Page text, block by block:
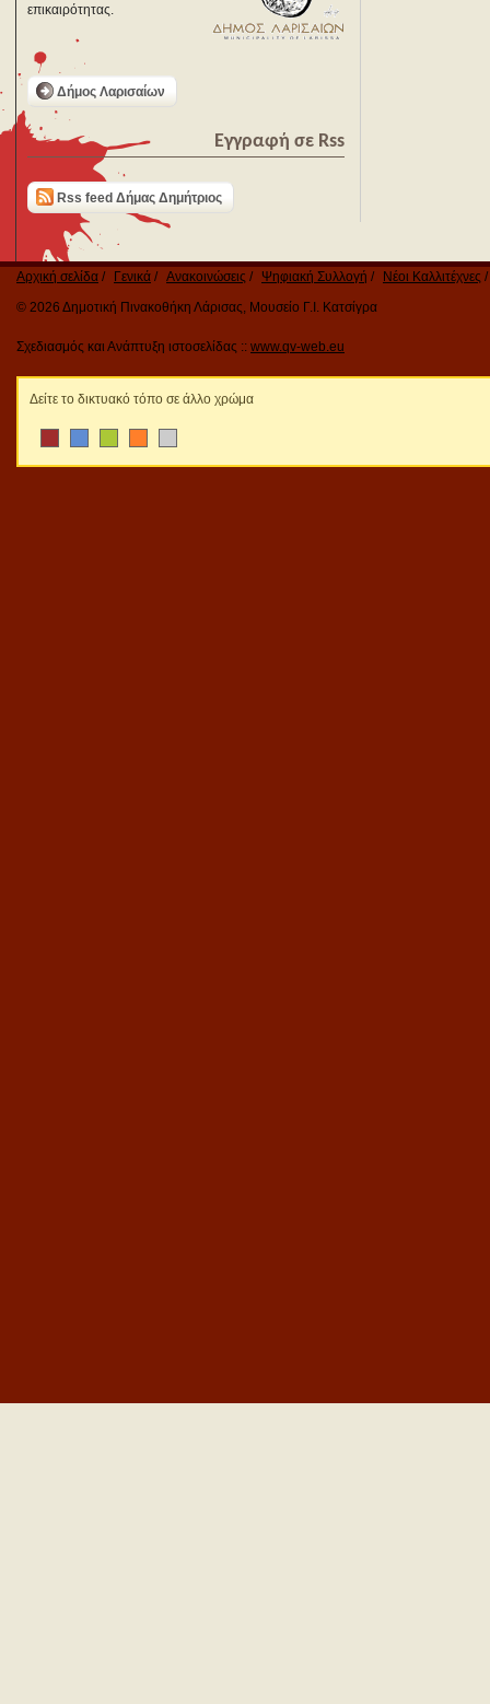
επικαιρότητας.
Δήμος Λαρισαίων
Εγγραφή σε Rss
Rss feed Δήμας Δημήτριος
Αρχική σελίδα Γενικά Ανακοινώσεις Ψηφιακή Συλλογή
Νέοι Καλλιτέχνες
© 2026 Δημοτική Πινακοθήκη Λάρισας, Μουσείο Γ.Ι. Κατσίγρα
Σχεδιασμός και Ανάπτυξη ιστοσελίδας :: www.qv-web.eu
Δείτε το δικτυακό τόπο σε άλλο χρώμα